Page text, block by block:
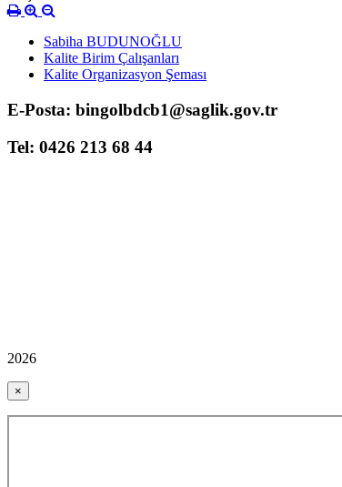
Sabiha BUDUNOĞLU
Kalite Birim Çalışanları
Kalite Organizasyon Şeması
E-Posta: bingolbdcb1@saglik.gov.tr
Tel: 0426 213 68 44
2026
×